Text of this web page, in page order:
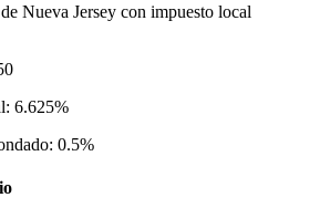
Nueva Jersey con impuesto local
: 6.625%
: 0.5%